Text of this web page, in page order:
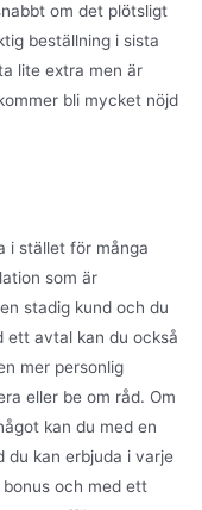
om det plötsligt
beställning i sista
lite extra men är
bli mycket nöjd
i stället för många
som är
stadig kund och du
ett avtal kan du också
mer personlig
eller be om råd. Om
kan du med en
du kan erbjuda i varje
och med ett